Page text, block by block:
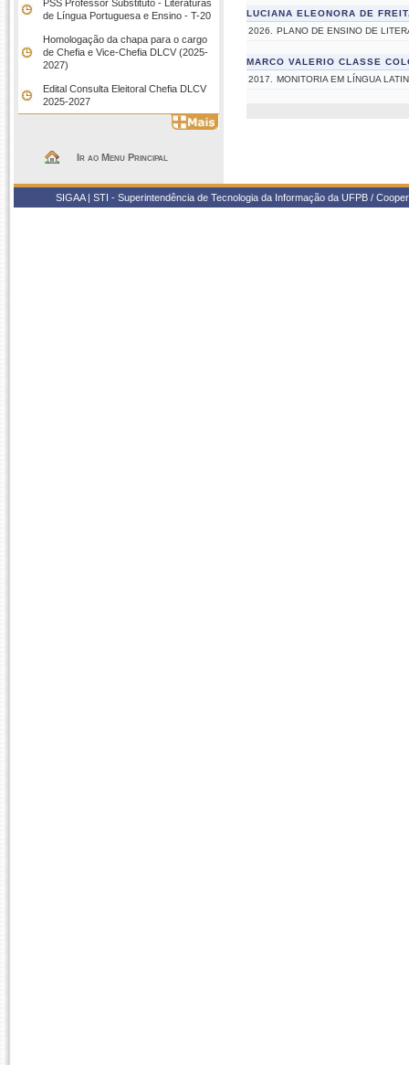
PSS Professor Substituto - Literaturas
de Língua Portuguesa e Ensino - T-20
Homologação da chapa para o cargo
de Chefia e Vice-Chefia DLCV (2025-
2027)
Edital Consulta Eleitoral Chefia DLCV
2025-2027
Ir ao Menu Principal
LUCIANA ELEONORA DE
2026.
PLANO DE ENSINO DE
MARCO VALERIO CLASSE
2017.
MONITORIA EM LÍNGUA
SIGAA | STI - Superintendência de Tecnologia da Informação da UFPB /